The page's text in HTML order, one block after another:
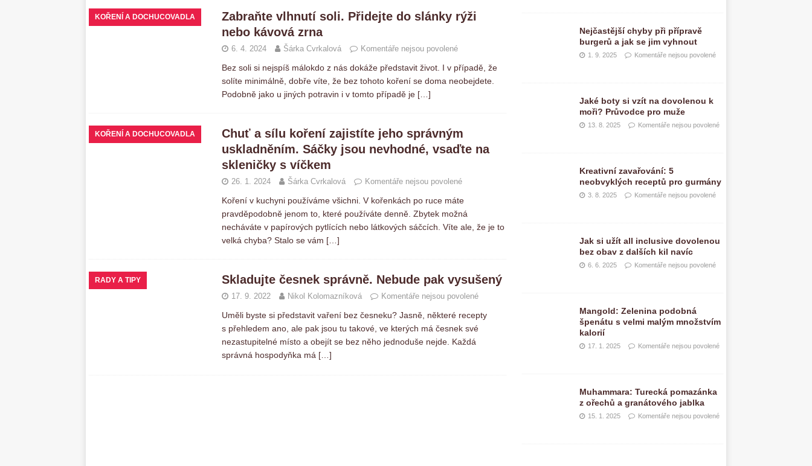
KOŘENÍ A DOCHUCOVADLA
Zabraňte vlhnutí soli. Přidejte do slánky rýži
nebo kávová zrna
6. 4. 2024 Šárka Cvrkalová Komentáře nejsou povolené
Bez soli si nejspíš málokdo z nás dokáže představit život. I v případě, že
solíte minimálně, dobře víte, že bez tohoto koření se doma neobejdete.
Podobně jako u jiných potravin i v tomto případě je […]
KOŘENÍ A DOCHUCOVADLA
Chuť a sílu koření zajistíte jeho správným
uskladněním. Sáčky jsou nevhodné, vsaďte na
skleničky s víčkem
26. 1. 2024 Šárka Cvrkalová Komentáře nejsou povolené
Koření v kuchyni používáme všichni. V kořenkách po ruce máte
pravděpodobně jenom to, které používáte denně. Zbytek možná
necháváte v papírových pytlících nebo látkových sáčcích. Víte ale, že je to
velká chyba? Stalo se vám […]
RADY A TIPY Skladujte česnek správně. Nebude pak vysušený
17. 9. 2022 Nikol Kolomazníková Komentáře nejsou povolené
Uměli byste si představit vaření bez česneku? Jasně, některé recepty
s přehledem ano, ale pak jsou tu takové, ve kterých má česnek své
nezastupitelné místo a obejít se bez něho jednoduše nejde. Každá
správná hospodyňka má […]
Nejčastější chyby při přípravě
burgerů a jak se jim vyhnout
1. 9. 2025 Komentáře nejsou povolené
Jaké boty si vzít na dovolenou k
moři? Průvodce pro muže
13. 8. 2025 Komentáře nejsou povolené
Kreativní zavařování: 5
neobvyklých receptů pro gurmány
3. 8. 2025 Komentáře nejsou povolené
Jak si užít all inclusive dovolenou
bez obav z dalších kil navíc
6. 6. 2025 Komentáře nejsou povolené
Mangold: Zelenina podobná
špenátu s velmi malým množstvím
kalorií
17. 1. 2025 Komentáře nejsou povolené
Muhammara: Turecká pomazánka
z ořechů a granátového jablka
15. 1. 2025 Komentáře nejsou povolené